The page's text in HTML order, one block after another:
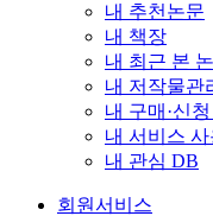
내 추천논문
내 책장
내 최근 본
내 저작물관
내 구매·신
내 서비스
내 관심 DB
회원서비스